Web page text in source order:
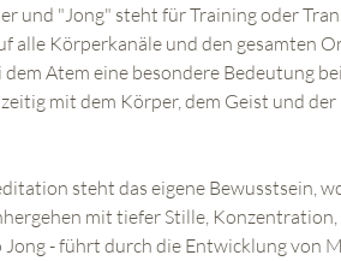
und "Jong" steht für Training oder
alle Körperkanäle und den gesamten
Atem eine besondere Bedeutung
mit dem Körper, dem Geist und der
steht das eigene Bewusstsein,
mit tiefer Stille,
Jong - führt durch die Entwicklung von